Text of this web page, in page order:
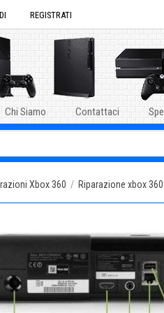
REGISTRATI
Chi Siamo Contattaci
Xbox 360 / Riparazione xbox